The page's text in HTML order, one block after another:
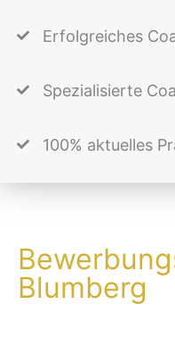
Erfolgreiches
Spezialisierte
100% aktuelles
Blumberg